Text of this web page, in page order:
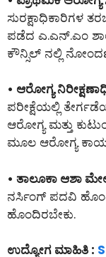
ಸುರಕ್ಷಾಧಿಕಾರಿಗಳ
ಪಡೆದ ಎ.ಎನ್.ಎಂ
ಕೌನ್ಸಿಲ್ ನಲ್ಲಿ
• ಆರೋಗ್ಯ
ಪರೀಕ್ಷೆಯಲ್ಲಿ
ಆರೋಗ್ಯ ಮತ್ತು
ಮೂಲ ಆರೋಗ್ಯ
• ತಾಲೂಕಾ ಆಶಾ
ನರ್ಸಿಂಗ್ ಪದವಿ
ಹೊಂದಿರಬೇಕು.
ಉದ್ಯೋಗ ಮಾಹಿತಿ :